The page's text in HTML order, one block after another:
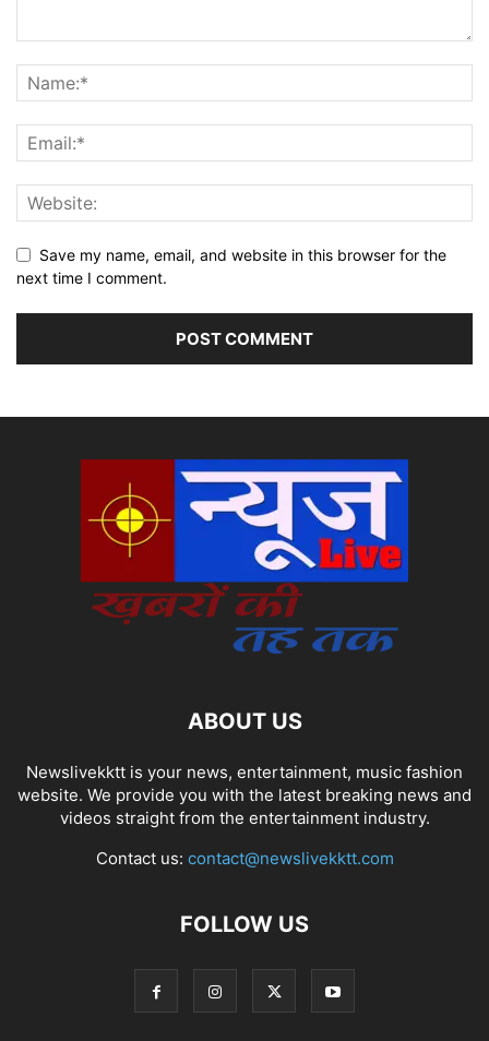
Save my name, email, and website in this browser for the
next time I comment.
ABOUT US
Newslivekktt is your news, entertainment, music fashion
website. We provide you with the latest breaking news and
videos straight from the entertainment industry.
Contact us: contact@newslivekktt.com
FOLLOW US